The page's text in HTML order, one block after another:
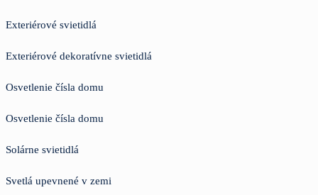
Exteriérové svietidlá
Exteriérové dekoratívne svietidlá
Osvetlenie čísla domu
Osvetlenie čísla domu
Solárne svietidlá
Svetlá upevnené v zemi